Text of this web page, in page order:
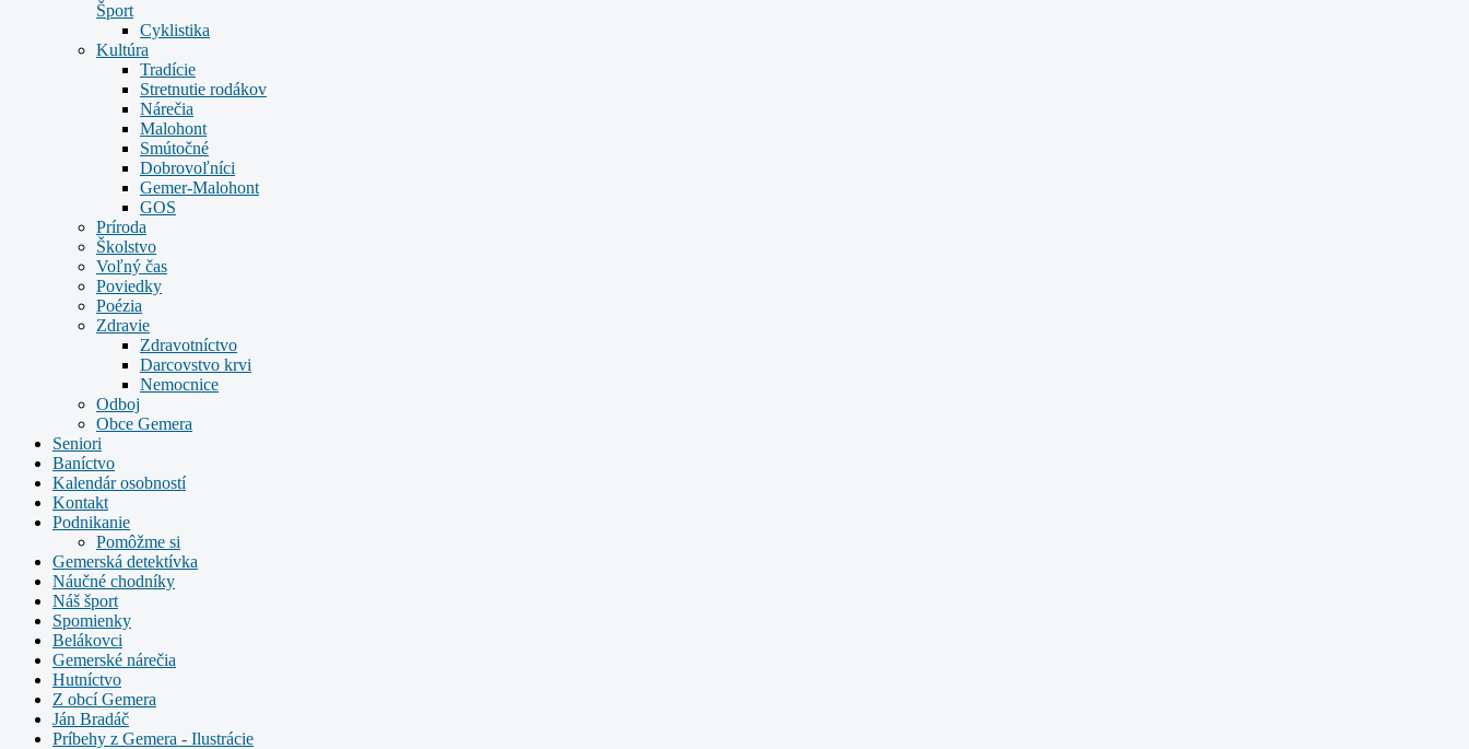
Šport
Cyklistika
Kultúra
Tradície
Stretnutie rodákov
Nárečia
Malohont
Smútočné
Dobrovoľníci
Gemer-Malohont
GOS
Príroda
Školstvo
Voľný čas
Poviedky
Poézia
Zdravie
Zdravotníctvo
Darcovstvo krvi
Nemocnice
Odboj
Obce Gemera
Seniori
Baníctvo
Kalendár osobností
Kontakt
Podnikanie
Pomôžme si
Gemerská detektívka
Náučné chodníky
Náš šport
Spomienky
Belákovci
Gemerské nárečia
Hutníctvo
Z obcí Gemera
Ján Bradáč
Príbehy z Gemera - Ilustrácie